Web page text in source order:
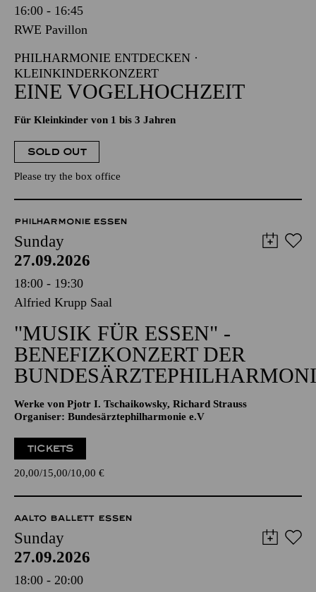
16:00 - 16:45
RWE Pavillon
PHILHARMONIE ENTDECKEN ·
KLEINKINDERKONZERT
EINE VOGELHOCHZEIT
Für Kleinkinder von 1 bis 3 Jahren
SOLD OUT
Please try the box office
PHILHARMONIE ESSEN
Sunday
27.09.2026
18:00 - 19:30
Alfried Krupp Saal
"MUSIK FÜR ESSEN" -
BENEFIZKONZERT DER
Werke von Pjotr I. Tschaikowsky, Richard Strauss
Organiser: Bundesärztephilharmonie e.V
TICKETS
20,00 15,00 10,00 €
AALTO BALLETT ESSEN
Sunday
27.09.2026
18:00 - 20:00